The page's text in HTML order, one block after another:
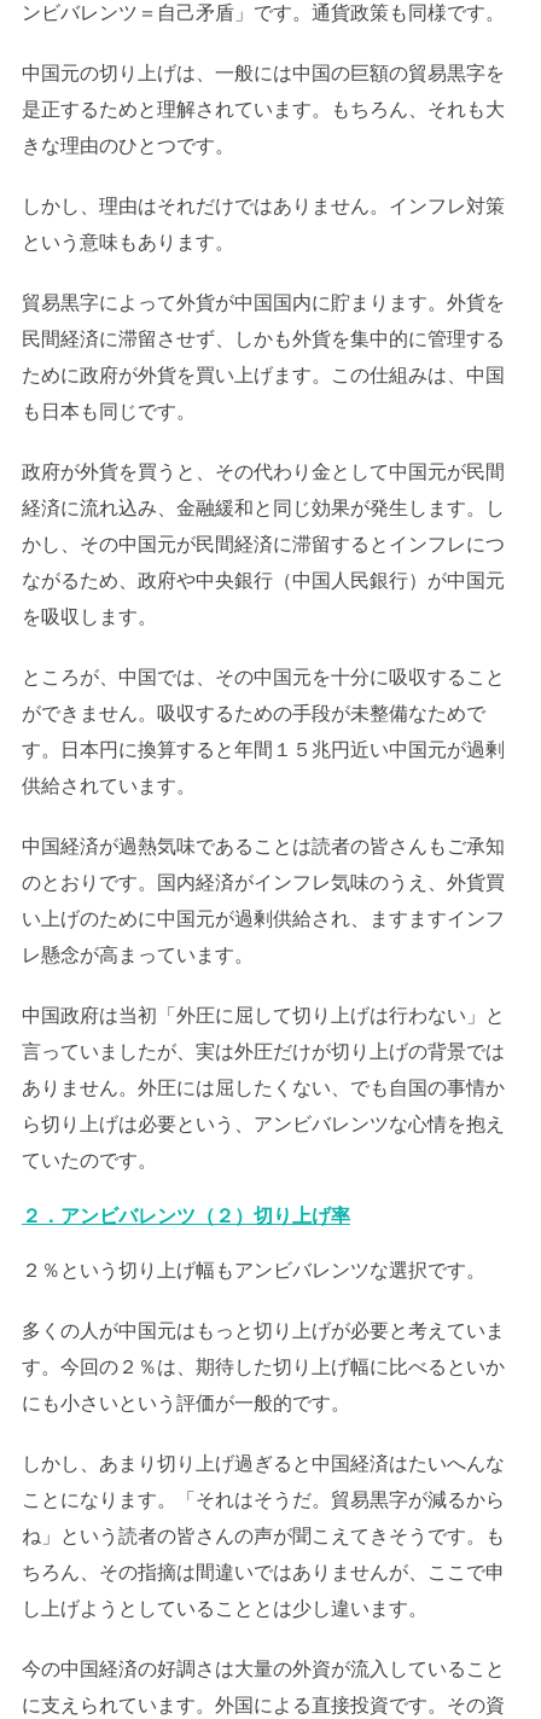
ンビバレンツ＝自己矛盾」です。通貨政策も同様です。
中国元の切り上げは、一般には中国の巨額の貿易黒字を
是正するためと理解されています。もちろん、それも大
きな理由のひとつです。
しかし、理由はそれだけではありません。インフレ対策
という意味もあります。
貿易黒字によって外貨が中国国内に貯まります。外貨を
民間経済に滞留させず、しかも外貨を集中的に管理する
ために政府が外貨を買い上げます。この仕組みは、中国
も日本も同じです。
政府が外貨を買うと、その代わり金として中国元が民間
経済に流れ込み、金融緩和と同じ効果が発生します。し
かし、その中国元が民間経済に滞留するとインフレにつ
ながるため、政府や中央銀行（中国人民銀行）が中国元
を吸収します。
ところが、中国では、その中国元を十分に吸収すること
ができません。吸収するための手段が未整備なためで
す。日本円に換算すると年間１５兆円近い中国元が過剰
供給されています。
中国経済が過熱気味であることは読者の皆さんもご承知
のとおりです。国内経済がインフレ気味のうえ、外貨買
い上げのために中国元が過剰供給され、ますますインフ
レ懸念が高まっています。
中国政府は当初「外圧に屈して切り上げは行わない」と
言っていましたが、実は外圧だけが切り上げの背景では
ありません。外圧には屈したくない、でも自国の事情か
ら切り上げは必要という、アンビバレンツな心情を抱え
ていたのです。
２．アンビバレンツ（２）切り上げ率
２％という切り上げ幅もアンビバレンツな選択です。
多くの人が中国元はもっと切り上げが必要と考えていま
す。今回の２％は、期待した切り上げ幅に比べるといか
にも小さいという評価が一般的です。
しかし、あまり切り上げ過ぎると中国経済はたいへんな
ことになります。「それはそうだ。貿易黒字が減るから
ね」という読者の皆さんの声が聞こえてきそうです。も
ちろん、その指摘は間違いではありませんが、ここで申
し上げようとしていることとは少し違います。
今の中国経済の好調さは大量の外資が流入していること
に支えられています。外国による直接投資です。その資